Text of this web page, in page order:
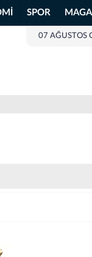
SPOR
07 AĞUSTOS